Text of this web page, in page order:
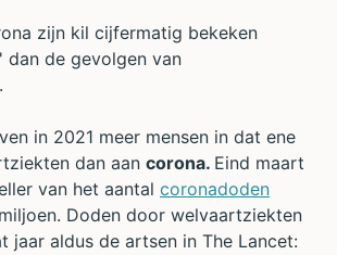
zijn kil cijfermatig bekeken
dan de gevolgen van
in 2021 meer mensen in dat ene
dan aan corona. Eind maart
van het aantal coronadoden
Doden door welvaartziekten
jaar aldus de artsen in The Lancet: